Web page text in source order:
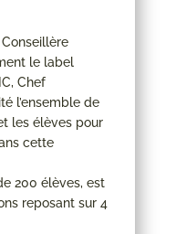
le label
Chef
l’ensemble de
les élèves pour
cette
200 élèves, est
reposant sur 4